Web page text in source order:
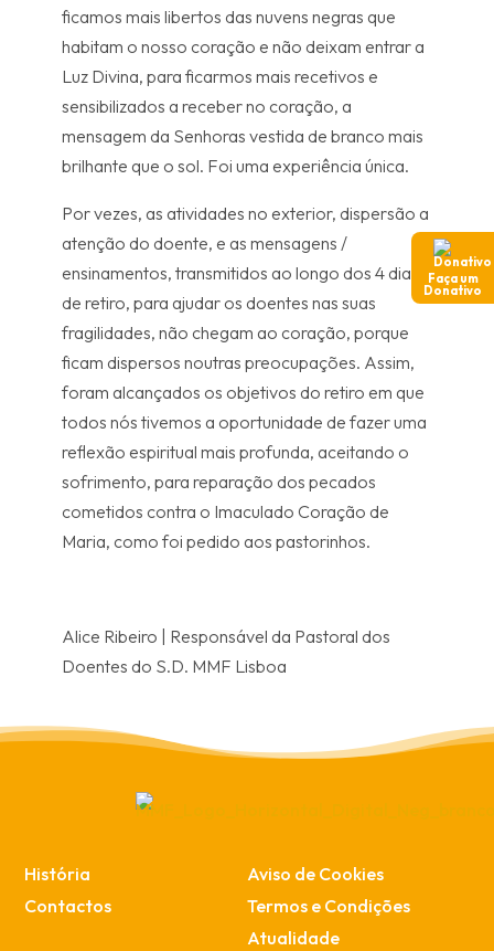
ficamos mais libertos das nuvens negras que
habitam o nosso coração e não deixam entrar a
Luz Divina, para ficarmos mais recetivos e
sensibilizados a receber no coração, a
mensagem da Senhoras vestida de branco mais
brilhante que o sol. Foi uma experiência única.
Por vezes, as atividades no exterior, dispersão a
atenção do doente, e as mensagens /
ensinamentos, transmitidos ao longo dos 4 dias
de retiro, para ajudar os doentes nas suas
fragilidades, não chegam ao coração, porque
ficam dispersos noutras preocupações. Assim,
foram alcançados os objetivos do retiro em que
todos nós tivemos a oportunidade de fazer uma
reflexão espiritual mais profunda, aceitando o
sofrimento, para reparação dos pecados
cometidos contra o Imaculado Coração de
Maria, como foi pedido aos pastorinhos.
Alice Ribeiro | Responsável da Pastoral dos
Doentes do S.D. MMF Lisboa
História
Contactos
Aviso de Cookies
Termos e Condições
Atualidade
Faça um
Donativo